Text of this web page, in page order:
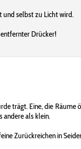
und selbst zu Licht wird.
Drücker!
trägt. Eine, die Räume
andere als klein.
Zurückreichen in